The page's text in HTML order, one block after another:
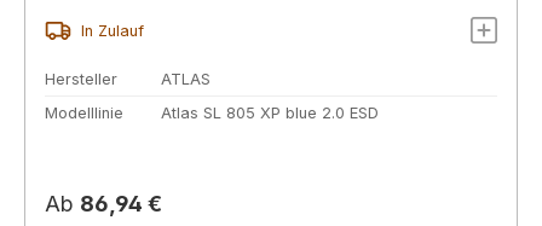
In Zulauf
Hersteller
ATLAS
Modelllinie
Atlas SL 805 XP blue 2.0 ESD
Regulärer Preis:
Ab 86,94 €